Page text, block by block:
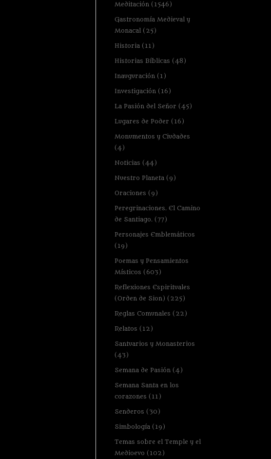
Meditación (1546)
Gastronomía Medieval y
Monacal (25)
Historia (11)
Historias Bíblicas (48)
Inauguración (1)
Investigación (16)
La Pasión del Señor (45)
Lugares de Poder (16)
Monumentos y Ciudades
(4)
Noticias (44)
Nuestro Planeta (9)
Oraciones (9)
Peregrinaciones. El Camino
de Santiago. (77)
Personajes Emblemáticos
(19)
Poemas y Pensamientos
Místicos (603)
Reflexiones Espirituales
(Orden de Sion) (225)
Reglas Comunales (22)
Relatos (12)
Santuarios y Monasterios
(43)
Semana de Pasión (4)
Semana Santa en los
corazones (11)
Senderos (30)
Simbología (19)
Temas sobre el Temple y el
Medioevo (102)